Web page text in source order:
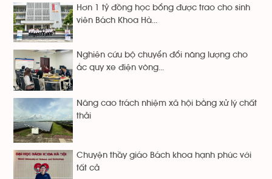
Hơn 1 tỷ đồng học bổng được trao cho sinh
viên Bách Khoa Hà...
Nghiên cứu bộ chuyển đổi năng lượng cho
ắc quy xe điện vòng...
Nâng cao trách nhiệm xã hội bằng xử lý chất
thải
Chuyện thầy giáo Bách khoa hạnh phúc với
tất cả